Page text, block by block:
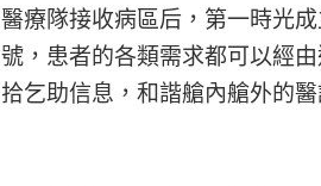
醫療隊接收病區后，第一時光
號，患者的各類需求都可以經
拾乞助信息，和諧艙內艙外的